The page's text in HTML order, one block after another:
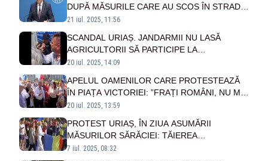
DUPĂ MĂSURILE CARE AU SCOS ÎN STRADĂ
ROMÂNII
21 iul. 2025, 11:56
SCANDAL URIAȘ. JANDARMII NU LASĂ
AGRICULTORII SĂ PARTICIPE LA
PROTESTUL ÎMPOTRIVA LUI BOLOJAN DIN
20 iul. 2025, 14:09
APELUL OAMENILOR CARE PROTESTEAZĂ
ÎN PIAȚA VICTORIEI: ”FRAȚI ROMÂNI, NU MAI
DORMIȚI! POPORUL SUFERĂ”
20 iul. 2025, 13:59
PROTEST URIAȘ, ÎN ZIUA ASUMĂRII
MĂSURILOR SĂRĂCIEI: TĂIEREA
SPORURILOR ȘI SCUMPIRILE SCOT OAMENII
7 iul. 2025, 08:32